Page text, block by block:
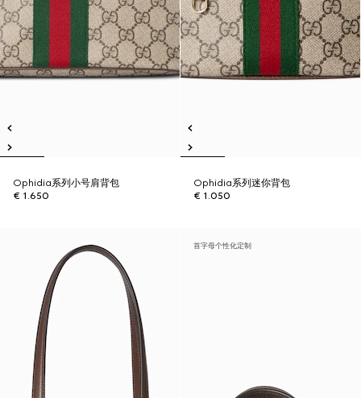
Ophidia系列小号肩背包
€ 1.650
Ophidia系列迷你背包
€ 1.050
首字母个性化定制